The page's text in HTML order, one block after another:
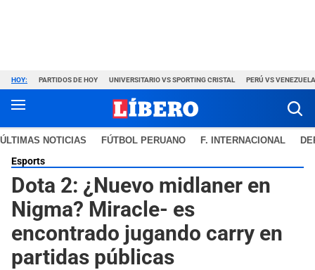
HOY: PARTIDOS DE HOY UNIVERSITARIO VS SPORTING CRISTAL PERÚ VS VENEZUELA
ÚLTIMAS NOTICIAS FÚTBOL PERUANO F. INTERNACIONAL
Esports
Dota 2: ¿Nuevo midlaner en
Nigma? Miracle- es
encontrado jugando carry en
partidas públicas